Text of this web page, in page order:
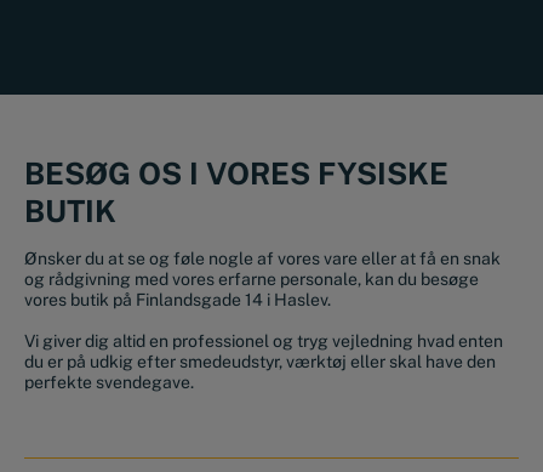
BESØG OS I VORES FYSISKE
BUTIK
Ønsker du at se og føle nogle af vores vare eller at få en snak
og rådgivning med vores erfarne personale, kan du besøge
vores butik på Finlandsgade 14 i Haslev.
Vi giver dig altid en professionel og tryg vejledning hvad enten
du er på udkig efter smedeudstyr, værktøj eller skal have den
perfekte svendegave.